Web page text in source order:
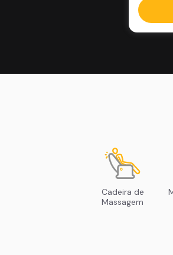
Cadeira de
Massagem